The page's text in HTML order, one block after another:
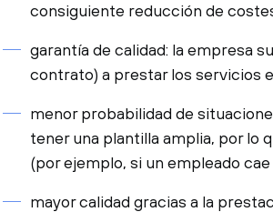
consiguiente reducción de
garantía de calidad: la empresa
contrato) a prestar los servicios
menor probabilidad de
tener una plantilla amplia, por lo
(por ejemplo, si un empleado
mayor calidad gracias a la